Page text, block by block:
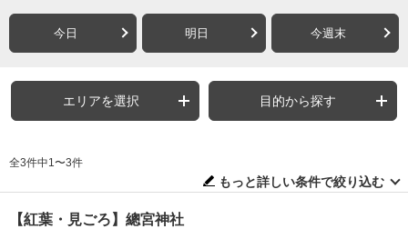
今日 明日 今週末
エリアを選択 目的から探す
全3件中1〜3件
もっと詳しい条件で絞り込む
【紅葉・見ごろ】總宮神社